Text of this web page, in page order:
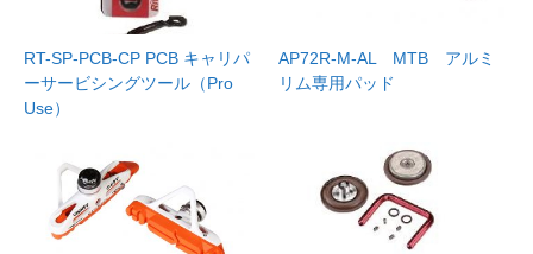
RT-SP-PCB-CP PCB キャリパ
ーサービシングツール（Pro
Use）
AP72R-M-AL MTB アルミ
リム専用パッド